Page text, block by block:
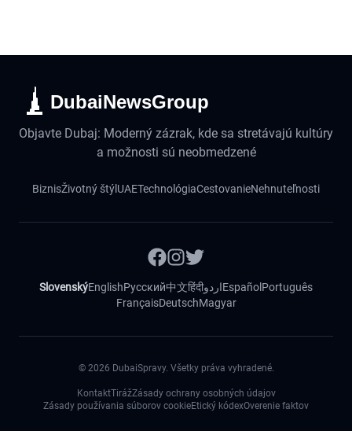
DubaiNewsGroup
Objavte Dubaj: Moderný zázrak, kde sa stretávajú kultúry
a možnosti sú neobmedzené
BiznisŽivotný štýl UAETechnológiaCestovanieNehnuteľnosti
SlovenskýEnglishРусский中文हिंदीاردوEspañol Português
FrançaisDeutschMagyar
© 2026 DubaiSpravy. Všetky práva vyhradené.
KontaktTirážZásady ochrany osobných údajov
Zásady používania súborov cookieEtický kódexOverenie faktov